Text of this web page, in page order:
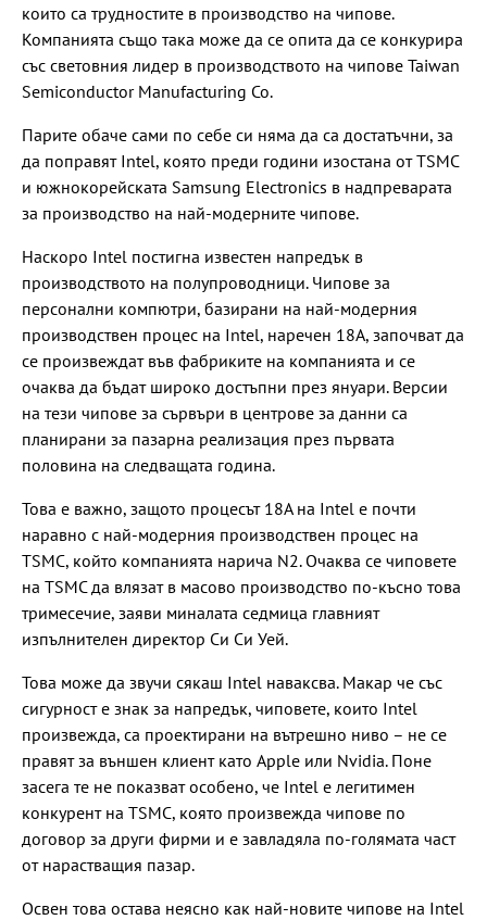
които са трудностите в производство на чипове.
Компанията също така може да се опита да се конкурира
със световния лидер в производството на чипове Taiwan
Semiconductor Manufacturing Co.
Парите обаче сами по себе си няма да са достатъчни, за
да поправят Intel, която преди години изостана от TSMC
и южнокорейската Samsung Electronics в надпреварата
за производство на най-модерните чипове.
Наскоро Intel постигна известен напредък в
производството на полупроводници. Чипове за
персонални компютри, базирани на най-модерния
производствен процес на Intel, наречен 18A, започват да
се произвеждат във фабриките на компанията и се
очаква да бъдат широко достъпни през януари. Версии
на тези чипове за сървъри в центрове за данни са
планирани за пазарна реализация през първата
половина на следващата година.
Това е важно, защото процесът 18A на Intel е почти
наравно с най-модерния производствен процес на
TSMC, който компанията нарича N2. Очаква се чиповете
на TSMC да влязат в масово производство по-късно това
тримесечие, заяви миналата седмица главният
изпълнителен директор Си Си Уей.
Това може да звучи сякаш Intel наваксва. Макар че със
сигурност е знак за напредък, чиповете, които Intel
произвежда, са проектирани на вътрешно ниво – не се
правят за външен клиент като Apple или Nvidia. Поне
засега те не показват особено, че Intel е легитимен
конкурент на TSMC, която произвежда чипове по
договор за други фирми и е завладяла по-голямата част
от нарастващия пазар.
Освен това остава неясно как най-новите чипове на Intel